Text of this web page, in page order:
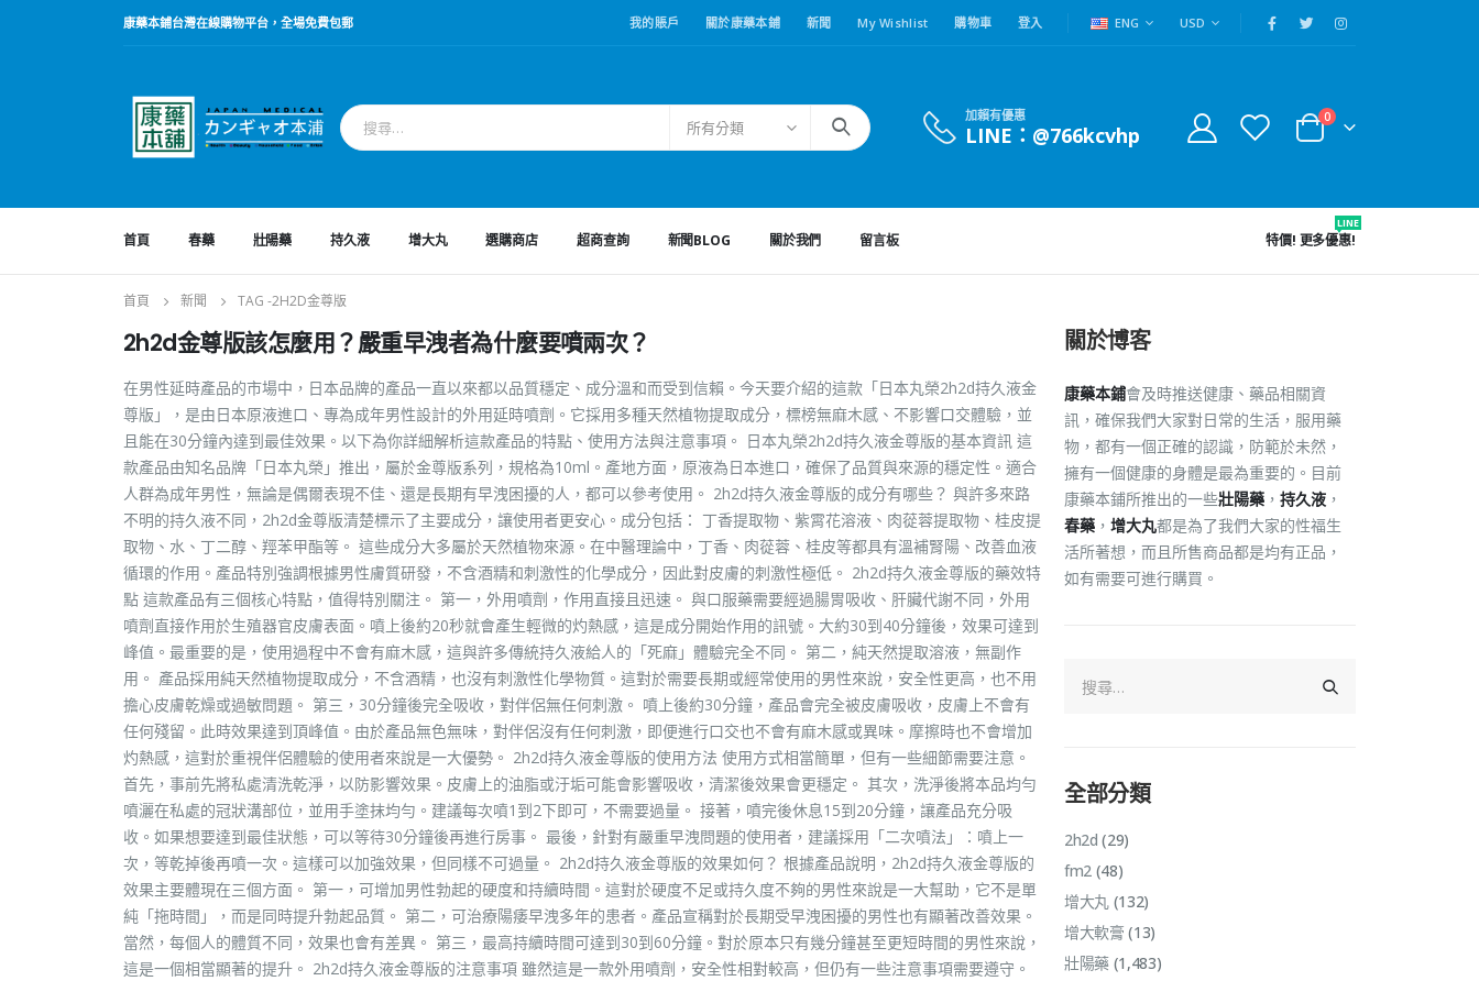
康藥本鋪台灣在線購物平台，全場免費包郵 我的賬戶 關於康藥本鋪 新聞 My Wishlist 購物車 登入 ENG USD
所有分類
加賴有優惠
LINE：@766kcvhp
0
首頁 春藥 壯陽藥 持久液 增大丸 選購商店 超商查詢 新聞BLOG 關於我們 留言板 特價! 更多優惠!
LINE
首頁 新聞 TAG -2H2D金尊版
2h2d金尊版該怎麼用？嚴重早洩者為什麼要噴兩次？
在男性延時產品的市場中，日本品牌的產品一直以來都以品質穩定、成分溫和而受到信賴。今天要介紹的這款「日本丸榮2h2d持久液金
尊版」，是由日本原液進口、專為成年男性設計的外用延時噴劑。它採用多種天然植物提取成分，標榜無麻木感、不影響口交體驗，並
且能在30分鐘內達到最佳效果。以下為你詳細解析這款產品的特點、使用方法與注意事項。 日本丸榮2h2d持久液金尊版的基本資訊 這
款產品由知名品牌「日本丸榮」推出，屬於金尊版系列，規格為10ml。產地方面，原液為日本進口，確保了品質與來源的穩定性。適合
人群為成年男性，無論是偶爾表現不佳、還是長期有早洩困擾的人，都可以參考使用。 2h2d持久液金尊版的成分有哪些？ 與許多來路
不明的持久液不同，2h2d金尊版清楚標示了主要成分，讓使用者更安心。成分包括： 丁香提取物、紫霄花溶液、肉蓯蓉提取物、桂皮提
取物、水、丁二醇、羥苯甲酯等。 這些成分大多屬於天然植物來源。在中醫理論中，丁香、肉蓯蓉、桂皮等都具有溫補腎陽、改善血液
循環的作用。產品特別強調根據男性膚質研發，不含酒精和刺激性的化學成分，因此對皮膚的刺激性極低。 2h2d持久液金尊版的藥效特
點 這款產品有三個核心特點，值得特別關注。 第一，外用噴劑，作用直接且迅速。 與口服藥需要經過腸胃吸收、肝臟代謝不同，外用
噴劑直接作用於生殖器官皮膚表面。噴上後約20秒就會產生輕微的灼熱感，這是成分開始作用的訊號。大約30到40分鐘後，效果可達到
峰值。最重要的是，使用過程中不會有麻木感，這與許多傳統持久液給人的「死麻」體驗完全不同。 第二，純天然提取溶液，無副作
用。 產品採用純天然植物提取成分，不含酒精，也沒有刺激性化學物質。這對於需要長期或經常使用的男性來說，安全性更高，也不用
擔心皮膚乾燥或過敏問題。 第三，30分鐘後完全吸收，對伴侶無任何刺激。 噴上後約30分鐘，產品會完全被皮膚吸收，皮膚上不會有
任何殘留。此時效果達到頂峰值。由於產品無色無味，對伴侶沒有任何刺激，即便進行口交也不會有麻木感或異味。摩擦時也不會增加
灼熱感，這對於重視伴侶體驗的使用者來說是一大優勢。 2h2d持久液金尊版的使用方法 使用方式相當簡單，但有一些細節需要注意。
首先，事前先將私處清洗乾淨，以防影響效果。皮膚上的油脂或汙垢可能會影響吸收，清潔後效果會更穩定。 其次，洗淨後將本品均勻
噴灑在私處的冠狀溝部位，並用手塗抹均勻。建議每次噴1到2下即可，不需要過量。 接著，噴完後休息15到20分鐘，讓產品充分吸
收。如果想要達到最佳狀態，可以等待30分鐘後再進行房事。 最後，針對有嚴重早洩問題的使用者，建議採用「二次噴法」：噴上一
次，等乾掉後再噴一次。這樣可以加強效果，但同樣不可過量。 2h2d持久液金尊版的效果如何？ 根據產品說明，2h2d持久液金尊版的
效果主要體現在三個方面。 第一，可增加男性勃起的硬度和持續時間。這對於硬度不足或持久度不夠的男性來說是一大幫助，它不是單
純「拖時間」，而是同時提升勃起品質。 第二，可治療陽痿早洩多年的患者。產品宣稱對於長期受早洩困擾的男性也有顯著改善效果。
當然，每個人的體質不同，效果也會有差異。 第三，最高持續時間可達到30到60分鐘。對於原本只有幾分鐘甚至更短時間的男性來說，
這是一個相當顯著的提升。 2h2d持久液金尊版的注意事項 雖然這是一款外用噴劑，安全性相對較高，但仍有一些注意事項需要遵守。
關於博客
康藥本鋪會及時推送健康、藥品相關資
訊，確保我們大家對日常的生活，服用藥
物，都有一個正確的認識，防範於未然，
擁有一個健康的身體是最為重要的。目前
康藥本鋪所推出的一些壯陽藥 ， 持久液 ，
春藥 ， 增大丸都是為了我們大家的性福生
活所著想，而且所售商品都是均有正品，
如有需要可進行購買。
全部分類
2h2d (29)
fm2(48)
增大丸(132)
增大軟膏 (13)
壯陽藥(1,483)